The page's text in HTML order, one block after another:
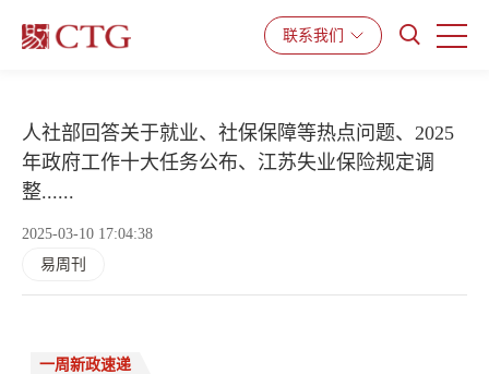
解决方案 资源中心
联系我们
人社部回答关于就业、社保保障等热点问题、2025
年政府工作十大任务公布、江苏失业保险规定调
整......
2025-03-10 17:04:38
易周刊
一周新政速递